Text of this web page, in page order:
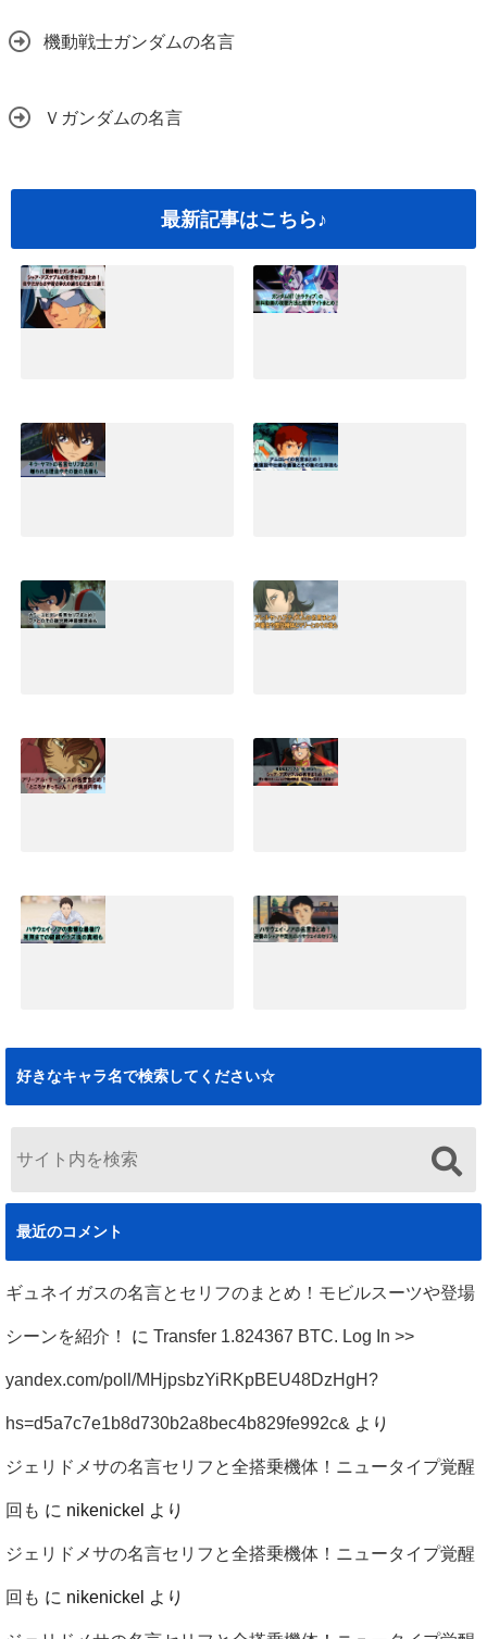
機動戦士ガンダムの名言
Ｖガンダムの名言
最新記事はこちら♪
め！坊やだからさ
や過ちなど全12選
｜機動戦士ガンダ
ム編
動画の視聴方法と
配信サイトまと
め！
とめ！嫌われる理
由やその後の活躍
も
壮絶な最後とその
後の生存説も
2019.02.02
セリフまとめ！そ
の後の生涯と声優
名も｜Zガンダム
2019.01.09
まとめ！声優名や
歴代機体とマリー
とのその後も
まとめ！ところが
ぎっちょんや演説
内容も
ン)まとめ！赤いな
実にいい色だなど
暁の蜂起のセリフ
ズ説の真相も（閃
ハサウェイのセリ
好きなキャラ名で検索してください☆
最近のコメント
ギュネイガスの名言とセリフのまとめ！モビルスーツや登場
シーンを紹介！ に Transfer 1.824367 BTC. Log In >>
yandex.com/poll/MHjpsbzYiRKpBEU48DzHgH?
hs=d5a7c7e1b8d730b2a8bec4b829fe992c& より
ジェリドメサの名言セリフと全搭乗機体！ニュータイプ覚醒
回も に nikenickel より
ジェリドメサの名言セリフと全搭乗機体！ニュータイプ覚醒
回も に nikenickel より